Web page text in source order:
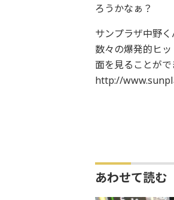
ろうかなぁ？
サンプラザ中野く
数々の爆発的ヒ
面を見ることがで
http://
あわせて読む